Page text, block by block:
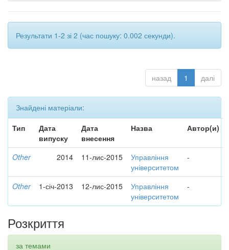
Результати 1-2 зі 2 (час пошуку: 0.002 секунди).
назад 1 далі
Знайдені матеріали:
Тип
Дата
випуску
Дата
внесення
Назва Автор(и)
Other 2014 11-лис-2015
Управління
університетом
-
Other 1-січ-2013 12-лис-2015
Управління
університетом
-
Розкриття
за темами